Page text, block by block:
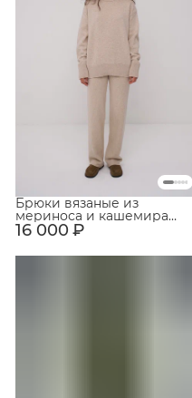
16 000 ₽
Брюки вязаные из
мериноса и кашемира
Светло-бежевый